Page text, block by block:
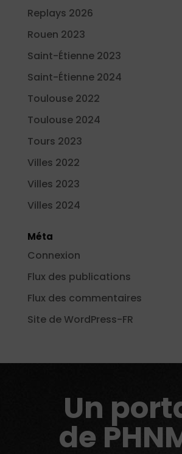
Replays 2026
Rouen 2023
Saint-Étienne 2023
Saint-Étienne 2024
Toulouse 2022
Toulouse 2024
Tours 2023
Villes 2022
Villes 2023
Villes 2024
Méta
Connexion
Flux des publications
Flux des commentaires
Site de WordPress-FR
Un
de